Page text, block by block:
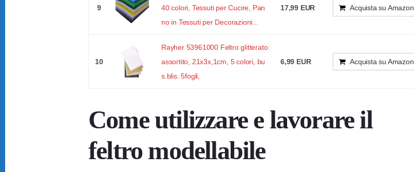
9
40 colori, Tessuti per Cucire, Pan
no in Tessuti per Decorazioni...
17,99 EUR Acquista su Amazon
10
Rayher 53961000 Feltro glitterato
assortito, 21x3x,1cm, 5 colori, bu
s.blis. 5fogli,
6,99 EUR Acquista su Amazon
Come utilizzare e lavorare il
feltro modellabile